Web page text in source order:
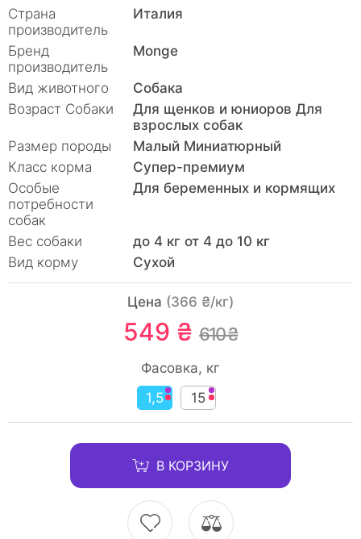
Страна
производитель
Италия
Бренд
производитель
Monge
Вид животного
Собака
Возраст Собаки
Для щенков и юниоров Для
взрослых собак
Размер породы
Малый Миниатюрный
Класc корма
Супер-премиум
Особые
потребности
собак
Для беременных и кормящих
Вес собаки
до 4 кг от 4 до 10 кг
Вид корму
Сухой
Цена (366 ₴/кг)
549 ₴ 610 ₴
Фасовка, кг
1,5
15
В КОРЗИНУ